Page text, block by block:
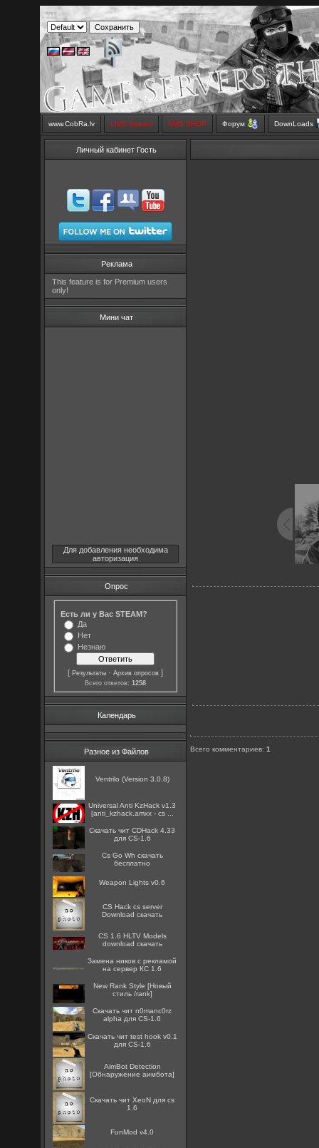
www.CobRa.lv LIVE Stream SMS SHOP Форум DownLoads
Личный кабинет Гость
Реклама
This feature is for Premium users
only!
Мини чат
Для добавления необходима
авторизация
Опрос
Есть ли у Вас STEAM?
Да
Нет
Незнаю
[Результаты ·Архив опросов ]
Всего ответов:1258
Календарь
Разное из Файлов
Ventrilo (Version 3.0.8)
Universal Anti KzHack v1.3
[anti_kzhack.amxx - cs ...
Скачать чит CDHack 4.33
для CS-1.6
Cs Go Wh скачать
бесплатно
Weapon Lights v0.6
CS Hack cs server
Download скачать
CS 1.6 HLTV Models
download скачать
Замена ников с рекламой
на сервер КС 1.6
New Rank Style [Новый
стиль /rank]
Скачать чит n0manc0rz
alpha для CS-1.6
Скачать чит test hook v0.1
для CS-1.6
AimBot Detection
[Обнаружение аимбота]
Скачать чит XeoN для cs
1.6
FunMod v4.0
Всего комментариев:1